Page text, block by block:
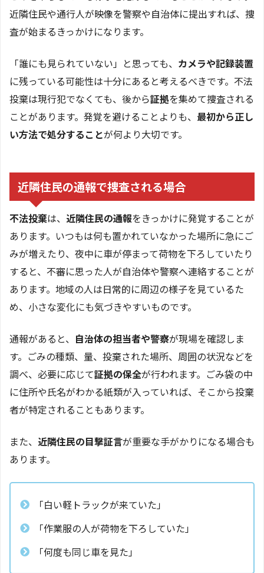
近隣住民や通行人が映像を警察や自治体に提出すれば、捜
査が始まるきっかけになります。
「誰にも見られていない」と思っても、 カメラや記録装置
に残っている可能性は十分にあると考えるべきです。不法
投棄は現行犯でなくても、後から証拠を集めて捜査される
ことがあります。発覚を避けることよりも、 最初から正し
い方法で処分することが何より大切です。
近隣住民の通報で捜査される場合
不法投棄は、 近隣住民の通報をきっかけに発覚することが
あります。いつもは何も置かれていなかった場所に急にご
みが増えたり、夜中に車が停まって荷物を下ろしていたり
すると、不審に思った人が自治体や警察へ連絡することが
あります。地域の人は日常的に周辺の様子を見ているた
め、小さな変化にも気づきやすいものです。
通報があると、 自治体の担当者や警察が現場を確認しま
す。ごみの種類、量、投棄された場所、周囲の状況などを
調べ、必要に応じて証拠の保全が行われます。ごみ袋の中
に住所や氏名がわかる紙類が入っていれば、そこから投棄
者が特定されることもあります。
また、 近隣住民の目撃証言が重要な手がかりになる場合も
あります。
「白い軽トラックが来ていた」
「作業服の人が荷物を下ろしていた」
「何度も同じ車を見た」